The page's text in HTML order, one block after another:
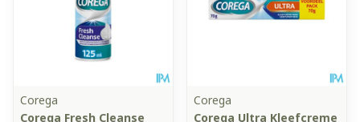
Corega
Corega Fresh Cleanse
Corega
Corega Ultra Kleefcreme